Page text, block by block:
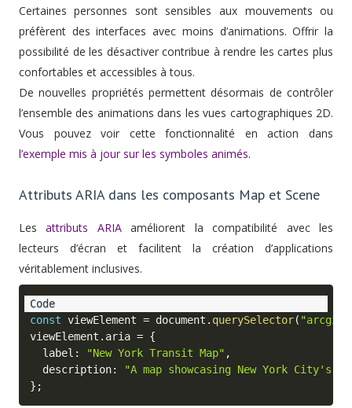
Certaines personnes sont sensibles aux mouvements ou
préfèrent des interfaces avec moins d’animations. Offrir la
possibilité de les désactiver contribue à rendre les cartes plus
confortables et accessibles à tous.
De nouvelles propriétés permettent désormais de contrôler
l’ensemble des animations dans les vues cartographiques 2D.
Vous pouvez voir cette fonctionnalité en action dans
l’exemple mis à jour sur les symboles animés.
Attributs ARIA dans les composants Map et Scene
Lesattributs ARIAaméliorent la compatibilité avec les
lecteurs d’écran et facilitent la création d’applications
véritablement inclusives.
const viewElement = document . querySelector( "arcgis-
viewElement . aria = {
  label
: "New York Transit Map" ,
  description
:
"A map showcasing New York
} ;